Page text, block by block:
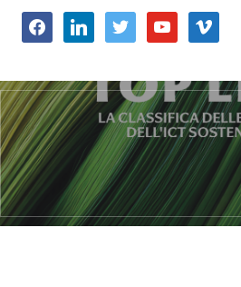
facebooklinkedin twitter youtube vimeo